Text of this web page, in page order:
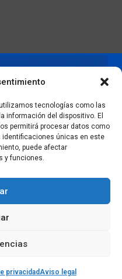
tecnologías como las
información del dispositivo. El
permitirá procesar datos como
identificaciones únicas en este
puede afectar
y funciones.
privacidadAviso legal